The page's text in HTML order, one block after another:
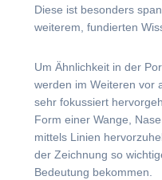
Diese ist besonders
weiterem, fundierten
Um Ähnlichkeit in der
werden im Weiteren vor
sehr fokussiert
Form einer Wange,
mittels Linien
der Zeichnung so
Bedeutung bekommen.